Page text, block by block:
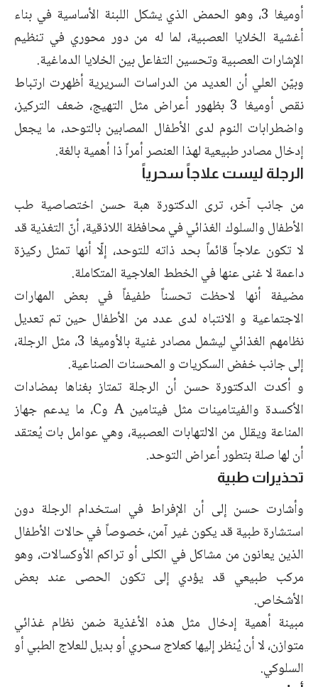
أوميغا 3، وهو الحمض الذي يشكل اللبنة الأساسية في بناء
أغشية الخلايا العصبية، لما له من دور محوري في تنظيم
الإشارات العصبية وتحسين التفاعل بين الخلايا الدماغية.
وبيّن العلي أن العديد من الدراسات السريرية أظهرت ارتباط
نقص أوميغا 3 بظهور أعراض مثل التهيج، ضعف التركيز،
واضطرابات النوم لدى الأطفال المصابين بالتوحد، ما يجعل
إدخال مصادر طبيعية لهذا العنصر أمراً ذا أهمية بالغة.
الرجلة ليست علاجاً سحرياً
من جانب آخر، ترى الدكتورة هبة حسن اختصاصية طب
الأطفال والسلوك الغذائي في محافظة اللاذقية، أنّ التغذية قد
لا تكون علاجاً قائماً بحد ذاته للتوحد، إلّا أنها تمثل ركيزة
داعمة لا غنى عنها في الخطط العلاجية المتكاملة.
مضيفة أنها لاحظت تحسناً طفيفاً في بعض المهارات
الاجتماعية و الانتباه لدى عدد من الأطفال حين تم تعديل
نظامهم الغذائي ليشمل مصادر غنية بالأوميغا 3، مثل الرجلة،
إلى جانب خفض السكريات و المحسنات الصناعية.
و أكدت الدكتورة حسن أن الرجلة تمتاز بغناها بمضادات
الأكسدة والفيتامينات مثل فيتامين A وC، ما يدعم جهاز
المناعة ويقلل من الالتهابات العصبية، وهي عوامل بات يُعتقد
أن لها صلة بتطور أعراض التوحد.
تحذيرات طبية
وأشارت حسن إلى أن الإفراط في استخدام الرجلة دون
استشارة طبية قد يكون غير آمن، خصوصاً في حالات الأطفال
الذين يعانون من مشاكل في الكلى أو تراكم الأوكسالات، وهو
مركب طبيعي قد يؤدي إلى تكون الحصى عند بعض
الأشخاص.
مبينة أهمية إدخال مثل هذه الأغذية ضمن نظام غذائي
متوازن، لا أن يُنظر إليها كعلاج سحري أو بديل للعلاج الطبي أو
السلوكي.